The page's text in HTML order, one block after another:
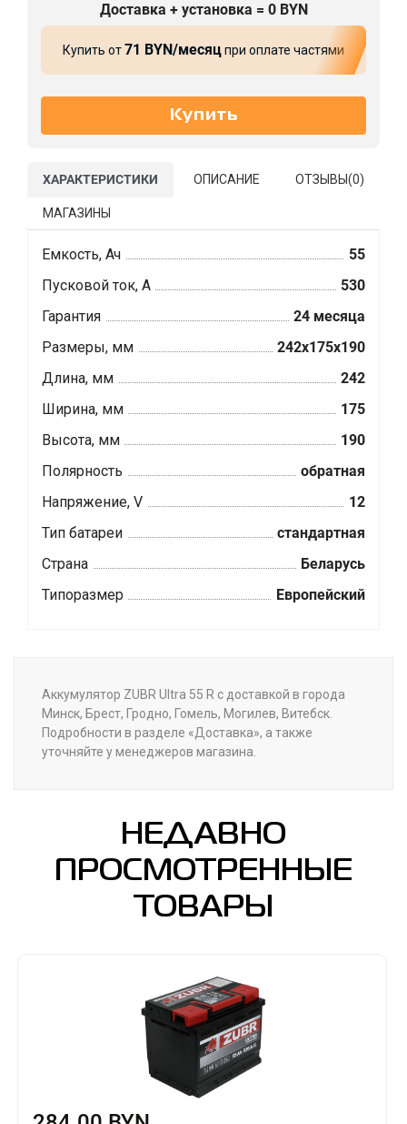
Доставка + установка = 0 BYN
Купить от71 BYN/месяцпри оплате частями
ХАРАКТЕРИСТИКИ ОПИСАНИЕ ОТЗЫВЫ(0)
МАГАЗИНЫ
Емкость, Ач
55
Пусковой ток, А
530
Гарантия
24 месяца
Размеры, мм
242x175x190
Длина, мм
242
Ширина, мм
175
Высота, мм
190
Полярность
обратная
Напряжение, V
12
Тип батареи
стандартная
Страна
Беларусь
Типоразмер
Европейский
Аккумулятор ZUBR Ultra 55 R с доставкой в города
Минск, Брест, Гродно, Гомель, Могилев, Витебск.
Подробности в разделе «Доставка», а также
уточняйте у менеджеров магазина.
НЕДАВНО
ПРОСМОТРЕННЫЕ
ТОВАРЫ